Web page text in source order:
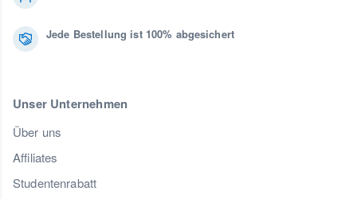
Jede Bestellung ist 100% abgesichert
Unser Unternehmen
Über uns
Affiliates
Studentenrabatt